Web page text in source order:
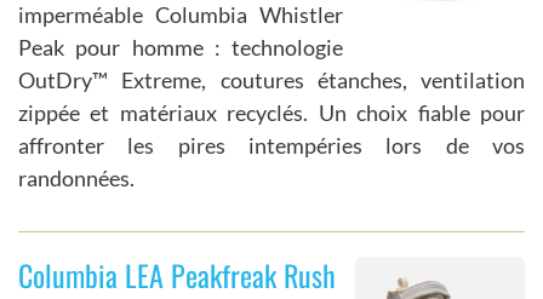
imperméable Columbia Whistler
Peak pour homme : technologie
OutDry™ Extreme, coutures étanches, ventilation
zippée et matériaux recyclés. Un choix fiable pour
affronter les pires intempéries lors de vos
randonnées.
Columbia LEA Peakfreak Rush